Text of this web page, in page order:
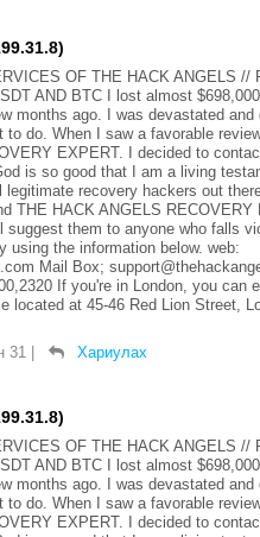
OF THE HACK ANGELS //
AND BTC I lost almost
months ago. I was devastated and
to do. When I saw a favorable
EXPERT. I decided to
is so good that I am a living
recovery hackers out
THE HACK ANGELS RECOVERY
suggest them to anyone who falls
using the information below. web:
Mail Box;
If you're in London, you can
located at 45-46 Red Lion Street,
31
Хариулах
OF THE HACK ANGELS //
AND BTC I lost almost
months ago. I was devastated and
to do. When I saw a favorable
EXPERT. I decided to